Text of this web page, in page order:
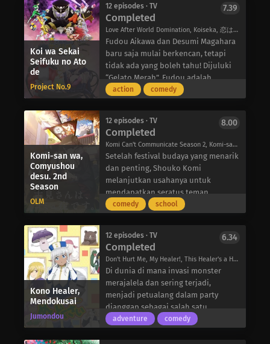
berpacaran setahun yang lalu, Izumi
telah menyaksikan sisi yang
mengejutkan dari pacarnya yang
menggemaskan itu: ketika
diperlukan, dia berubah menjadi
sangat keren! Kemalangannya
dengan mudah dihindari ketika dia
ada di sana untuk melindunginya
segala hal, dia tidak pernah berhenti
membuat jantungnya berdegup
kencang. Meskipun dia malang, Izumi
pasti akan melihat hari-harinya yang
penuh kesialan berakhir berkat
Shikimori yang imut dan keren.
Zheng dan Buwei Lü melanjutkan
konflik batin mereka. Setelah
memainkan peran sebagai raja dalam
pertarungan koalisi, Zheng
mendapat kepercayaan dari
rakyatnya-tetapi Lü masih jauh dari
kata kalah. Dalam 18 bulan, dia
berencana untuk mengganggu
Sementara itu, pasukan Zhao yang
berjumlah 20.000 tentara telah
berangkat menuju Qin. Di istana
kerajaan, karena kurangnya jenderal
yang mampu menanggapi ancaman
yang datang, Lü dengan licik
menyarankan agar Zheng mengambil
alih komando. Namun, Cheng Jiao,
saling percaya selama pertempuran
koalisi, Zheng sekarang menerima
Jiao sebagai penggantinya.
Namun, pasukan Zhao mundur hanya
setengah hari setelah bertempur
dengan pasukan Jiao. Dengan
masalah yang dengan cepat muncul
dalam bayang-bayang, perjuangan
Koi wa Sekai
Seifuku no Ato
de
Project No.9
12 episodes · TV
Completed
Love After World Domination, Koiseka, 恋は世界征服のあとで
7.39
Fudou Aikawa dan Desumi Magahara
baru saja mulai berkencan, tetapi
tidak ada yang boleh tahu! Dijuluki
“Gelato Merah”, Fudou adalah
pemimpin “Gelato 5”, sekelompok
Desumi, sang “Putri Pencabut
Nyawa”, adalah salah satu pemimpin
kombatan “Gekko”, sebuah
perkumpulan rahasia jahat yang
bertekad untuk menguasai dunia
dan dianggap sebagai musuh
terbesar Gelato 5. Saat mereka
berpura-pura menjadi musuh
menyelinap pergi dari pertempuran
untuk menghabiskan waktu bersama.
Meskipun tidak berpengalaman
dalam hal percintaan, Fudou dan
Desumi berusaha keras untuk
membuat hubungan mereka berhasil
sambil menghindari kecurigaan dari
rekan-rekan mereka. Dengan
action comedy
Komi-san wa,
Comyushou
desu. 2nd
Season
OLM
12 episodes · TV
Completed
Komi Can't Communicate Season 2, Komi-san wa, Communication Shougai desu. 2, 古見さんは、コミュ症です。 2
8.00
Setelah festival budaya yang menarik
dan penting, Shouko Komi
melanjutkan usahanya untuk
mendapatkan seratus teman
bersama teman sekelasnya, Hitohito
tampaknya nakal, Makoto Katai, yang
telah absen sejak minggu pertama
sekolah. Meskipun penampilannya
mengintimidasi, Katai mengalami
kesulitan berkomunikasi dengan
orang lain dan hanya ingin berteman
dengan teman sekelasnya.
Seiring dengan terbentuknya
comedy school
Kono Healer,
Mendokusai
Jumondou
12 episodes · TV
Completed
Don't Hurt Me, My Healer!, This Healer's a Handful, このヒーラー、めんどくさい
6.34
Di dunia di mana invasi monster
merajalela dan sering terjadi,
menjadi petualang dalam party
dianggap sebagai salah satu
pekerjaan yang paling diminati
adventure comedy